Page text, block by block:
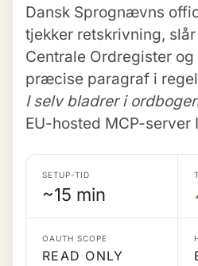
Dansk Sprognævns
tjekker retskrivning,
Centrale Ordregister
præcise paragraf i
I selv bladrer i
EU-hosted MCP-server
SETUP-TID
~15 min
OAUTH SCOPE
READ ONLY